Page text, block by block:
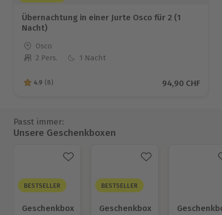
Übernachtung in einer Jurte Osco für 2 (1
Nacht)
Standort
Osco
Anzahl der Teilnehmer
2 Pers. 1 Nacht
4.9 von 5 Sternen basierend auf 8 Bewertungen
4.9 (8) Aktueller Preis
94,90 CHF
Passt immer:
Unsere Geschenkboxen
BESTSELLER
Geschenkbox
BESTSELLER
Geschenkbox